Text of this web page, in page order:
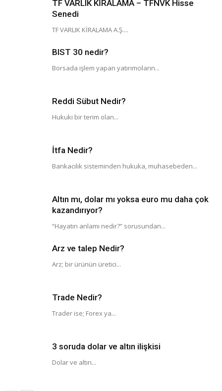
TF VARLIK KİRALAMA – TFNVK Hisse
Senedi
TF VARLIK KİRALAMA A.Ş....
BIST 30 nedir?
Borsada işlem yapan yatırımcıların...
Reddi Sübut Nedir?
Hukuki bir terim olan...
İtfa Nedir?
Bankacılık sisteminden hukuka, muhasebeden...
Altın mı, dolar mı yoksa euro mu daha çok
kazandırıyor?
“Hayatın anlamı nedir?” sorusundan...
Arz ve talep Nedir?
Arz; bir ürünün üretici...
Trade Nedir?
Trader ise; Forex ya...
3 soruda dolar ve altın ilişkisi
Dolar ve altın...